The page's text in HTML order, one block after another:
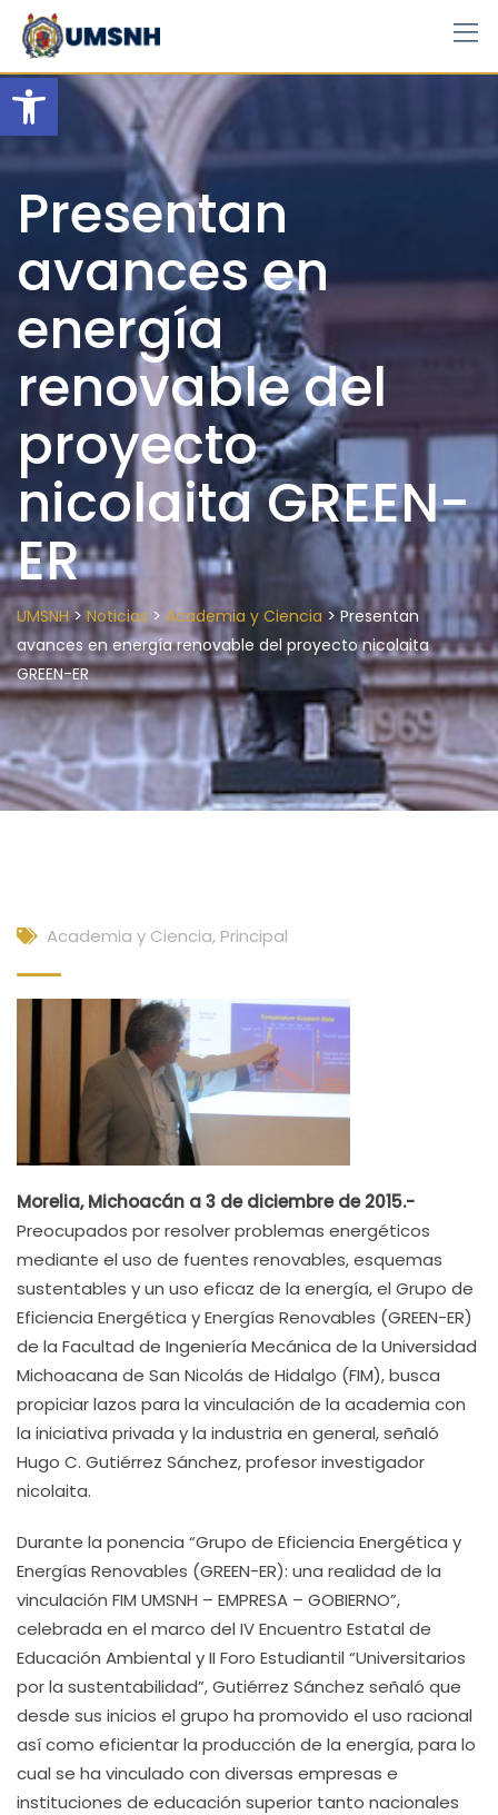
Open toolbar
Skip
content
Presentan
avances en
energía
renovable del
proyecto
nicolaita GREEN-
ER
UMSNH> Noticias > Academia y Ciencia >Presentan
avances en energía renovable del proyecto nicolaita
GREEN-ER
Academia y Ciencia, Principal
Morelia, Michoacán a 3 de diciembre de 2015.-
Preocupados por resolver problemas energéticos
mediante el uso de fuentes renovables, esquemas
sustentables y un uso eficaz de la energía, el Grupo de
Eficiencia Energética y Energías Renovables (GREEN-ER)
de la Facultad de Ingeniería Mecánica de la Universidad
Michoacana de San Nicolás de Hidalgo (FIM), busca
propiciar lazos para la vinculación de la academia con
la iniciativa privada y la industria en general, señaló
Hugo C. Gutiérrez Sánchez, profesor investigador
nicolaita.
Durante la ponencia “Grupo de Eficiencia Energética y
Energías Renovables (GREEN-ER): una realidad de la
vinculación FIM UMSNH – EMPRESA – GOBIERNO”,
celebrada en el marco del IV Encuentro Estatal de
Educación Ambiental y II Foro Estudiantil “Universitarios
por la sustentabilidad”, Gutiérrez Sánchez señaló que
desde sus inicios el grupo ha promovido el uso racional
así como eficientar la producción de la energía, para lo
cual se ha vinculado con diversas empresas e
instituciones de educación superior tanto nacionales